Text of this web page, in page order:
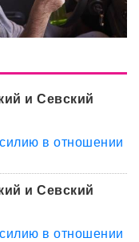
и Севский
в отношении
и Севский
в отношении